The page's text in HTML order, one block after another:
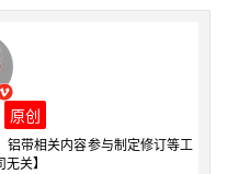
原创
带相关内容参与制定修订等工
关】